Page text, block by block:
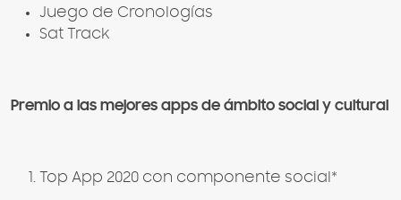
Juego de Cronologías
Sat Track
Premio a las mejores apps de ámbito social y cultural
Top App 2020 con componente social*